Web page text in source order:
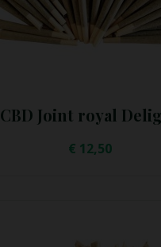
CBD Joint royal
€ 12,50
Lees Meer